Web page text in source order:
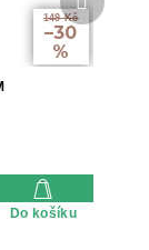
149 Kč
–30
%
Do košíku
produkt